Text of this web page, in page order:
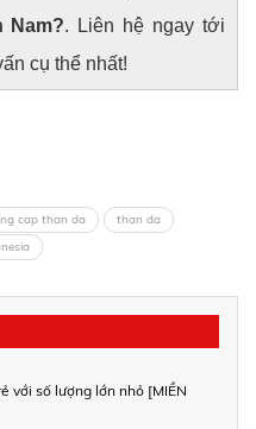
Nam?. Liên hệ ngay tới
cụ thể nhất!
cap than da
than da
với số lượng lớn nhỏ [MIỀN